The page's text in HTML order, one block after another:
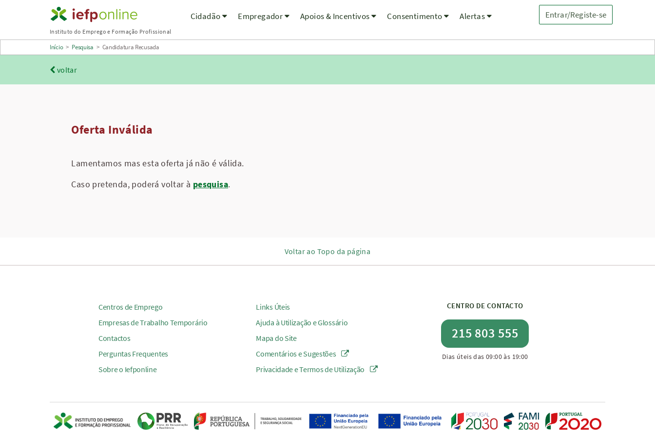
Instituto do Emprego e Formação Profissional
Entrar/Registe-se
Cidadão Empregador Apoios & Incentivos Consentimento Alertas
Início > Pesquisa > Candidatura Recusada
voltar
Oferta Inválida
Lamentamos mas esta oferta já não é válida.
Caso pretenda, poderá voltar à pesquisa.
Voltar ao Topo da página
Centros de Emprego
Empresas de Trabalho Temporário
Contactos
Perguntas Frequentes
Sobre o Iefponline
Links Úteis
Ajuda à Utilização e Glossário
Mapa do Site
Comentários e Sugestões
Privacidade e Termos de Utilização
CENTRO DE CONTACTO
215 803 555
Dias úteis das 09:00 às 19:00